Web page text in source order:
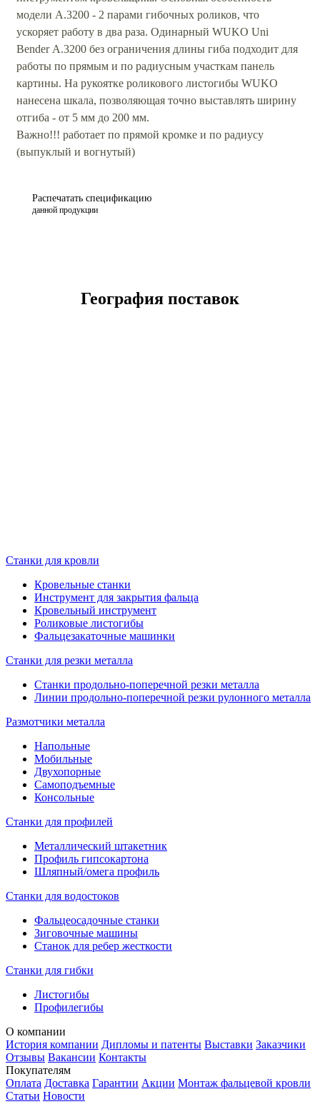
модели А.3200 - 2 парами гибочных роликов, что
ускоряет работу в два раза. Одинарный WUKO Uni
Bender А.3200 без ограничения длины гиба подходит для
работы по прямым и по радиусным участкам панель
картины. На рукоятке роликового листогибы WUKO
нанесена шкала, позволяющая точно выставлять ширину
отгиба - от 5 мм до 200 мм.
Важно!!! работает по прямой кромке и по радиусу
(выпуклый и вогнутый)
Распечатать спецификацию
данной продукции
География поставок
Станки для кровли
Кровельные станки
Инструмент для закрытия фальца
Кровельный инструмент
Роликовые листогибы
Фальцезакаточные машинки
Станки для резки металла
Станки продольно-поперечной резки металла
Линии продольно-поперечной резки рулонного металла
Размотчики металла
Напольные
Мобильные
Двухопорные
Самоподъемные
Консольные
Станки для профилей
Металлический штакетник
Профиль гипсокартона
Шляпный/омега профиль
Станки для водостоков
Фальцеосадочные станки
Зиговочные машины
Станок для ребер жесткости
Станки для гибки
Листогибы
Профилегибы
О компании
История компании Дипломы и патенты Выставки Заказчики
Отзывы Вакансии Контакты
Покупателям
Оплата Доставка Гарантии Акции Монтаж фальцевой кровли
Статьи Новости